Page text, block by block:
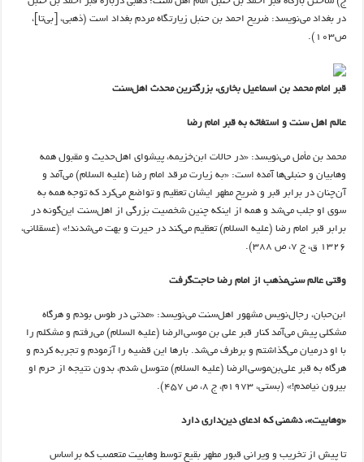
در بغداد می‌نویسد: ضریح احمد‌ بن‌ حنبل زیارتگاه مردم بغداد است (ذهبی، [بی‌تا]،
ص۱۰۳).
قبر امام محمد بن اسماعیل بخاری، بزرگترین محدث اهل‌سنت
عالم اهل سنت و استغاثه به قبر امام رضا
محمد بن‌ مأمل می‌نویسد: «در حالات ابن‌خزیمه، پیشوای اهل‌حدیث و مقبول همه
وهابیان و حنبلی‌ها آمده است: «به زیارت مرقد امام رضا (علیه السلام) می‌آمد و
آن‌چنان در برابر قبر و ضریح مطهر ایشان تعظیم و تواضع می‌کرد که توجه همه به
سوی او جلب می‌شد و همه از اینکه چنین شخصیت بزرگی از اهل‌سنت این‌گونه در
برابر قبر امام رضا (علیه السلام) تعظیم می‌کند در حیرت و بهت می‌شدند!» (عسقلانی،
۱۳۲۶ ق، ج ۷، ص ۳۸۸).
وقتی عالم سنی‌مذهب از امام رضا حاجت‌گرفت
ابن‌حبان، رجال‌نویس مشهور اهل‌سنت می‌نویسد: «مدتی در طوس بودم و هرگاه
مشکلی پیش می‌آمد کنار قبر علی‌ بن‌ موسی‌الرضا (علیه السلام) می‌رفتم و مشکلم را
با او درمیان می‌گذاشتم و برطرف می‌شد. بارها این قضیه را آزمودم و تجربه کردم و
هرگاه به قبر علی‌بن‌موسی‌الرضا (علیه السلام) متوسل شدم، بدون نتیجه از حرم او
بیرون نیامدم!» (بستی، ۱۹۷۳م، ج ۸، ص ۴۵۷).
«وهابیت»، دشمنی که ادعای دین‌داری دارد
تا پیش از تخریب و ویرانی قبور مطهر بقیع توسط وهابیت متعصب که براساس